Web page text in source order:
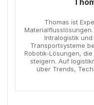
Thomas ist
Intralogistik
Transportsysteme
Robotik-Lösungen,
steigern. Auf
über Trends,